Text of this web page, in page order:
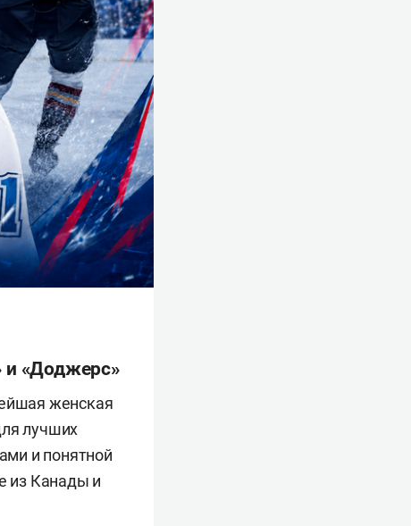
и «Доджерс»
женская
лучших
и понятной
из Канады и